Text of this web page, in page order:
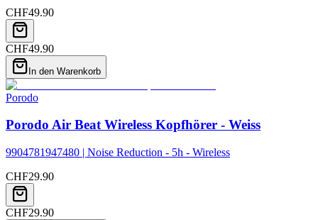
CHF49.90
CHF49.90
In den Warenkorb
Porodo
Porodo Air Beat Wireless Kopfhörer - Weiss
9904781947480 | Noise Reduction - 5h - Wireless
CHF29.90
CHF29.90